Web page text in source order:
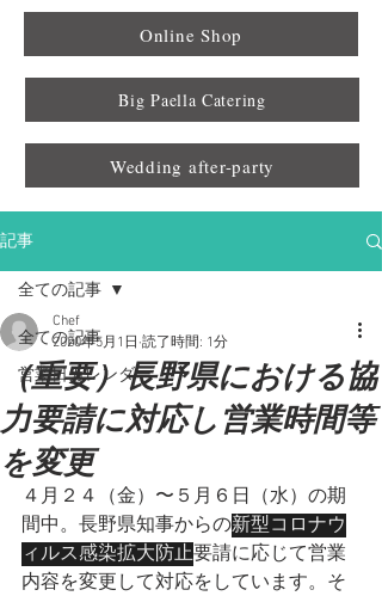
Online Shop
Big Paella Catering
Wedding after-party
記事
全ての記事
営業日カレンダー
全ての記事
（重要）長野県における協
力要請に対応し営業時間等
を変更
Chef
2020年5月1日 読了時間: 1分
４月２４（金）〜５月６日（水）の期
間中。長野県知事からの新型コロナウ
ィルス感染拡大防止要請に応じて営業
内容を変更して対応をしています。そ